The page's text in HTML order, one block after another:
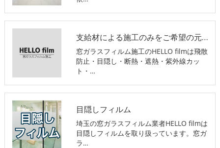
支給材による施工のみをご希望の元請け業者様
窓ガラスフィルム施工のHELLO filmは飛散
防止・目隠し・断熱・遮熱・紫外線カッ
ト・…
目隠しフィルム
埼玉の窓ガラスフィルム業者HELLO filmは
目隠しフィルムを取り扱っています。窓ガ
ラ…